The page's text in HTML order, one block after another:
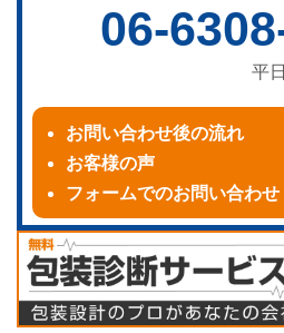
06-
平
お問い合わせ後の流れ
お客様の声
フォームでのお問い合わせ